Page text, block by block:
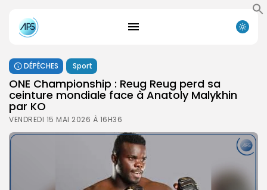
DÉPÊCHES Sport
ONE Championship : Reug Reug perd sa
ceinture mondiale face à Anatoly Malykhin
par KO
VENDREDI 15 MAI 2026 À 16H36